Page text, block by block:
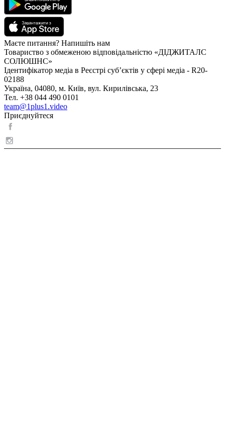
Маєте питання? Напишіть нам
Товариство з обмеженою відповідальністю «ДІДЖИТАЛС
СОЛЮШНС»
Ідентифікатор медіа в Реєстрі суб’єктів у сфері медіа - R20-
02188
Україна, 04080, м. Київ, вул. Кирилівська, 23
Тел. +38 044 490 0101
team@1plus1.video
Приєднуйтеся